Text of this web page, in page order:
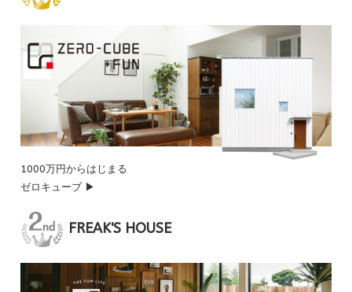
1000万円からはじまる
ゼロキューブ ▶
FREAK'S HOUSE